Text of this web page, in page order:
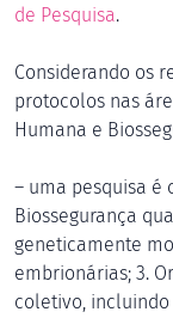
de Pesquisa.
Considerando os
protocolos nas
Humana e
– uma pesquisa é
Biossegurança
geneticamente
embrionárias; 3.
coletivo,